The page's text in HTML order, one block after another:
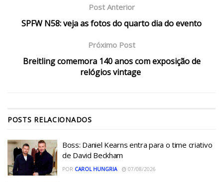
Post Anterior
SPFW N58: veja as fotos do quarto dia do evento
Próximo Post
Breitling comemora 140 anos com exposição de
relógios vintage
POSTS RELACIONADOS
Boss: Daniel Kearns entra para o time criativo
de David Beckham
POR CAROL HUNGRIA 07/08/2026